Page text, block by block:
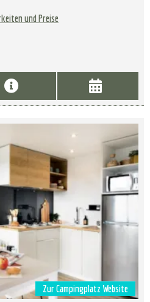
und Preise
Zur Campingplatz Website